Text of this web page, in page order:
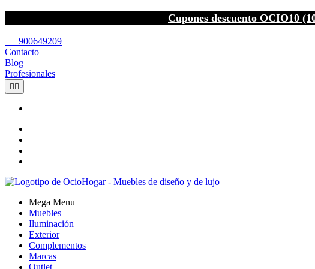
Cupones descuento OCIO10
900649209
Contacto
Blog
Profesionales
 
Mega Menu
Muebles
Iluminación
Exterior
Complementos
Marcas
Outlet